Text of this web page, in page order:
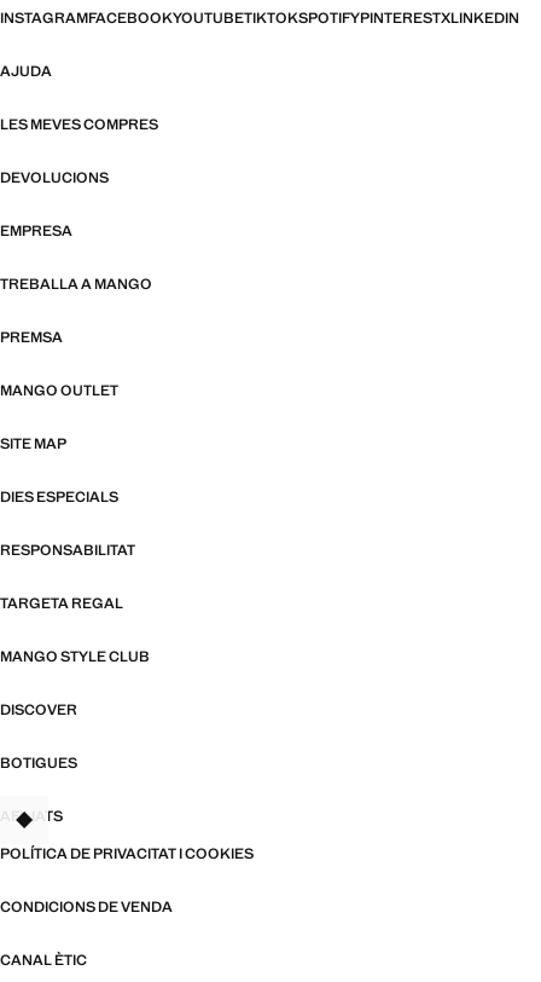
INSTAGRAMFACEBOOKYOUTUBETIKTOKSPOTIFYPINTERESTXLINKEDIN
AJUDA
LES MEVES COMPRES
DEVOLUCIONS
EMPRESA
TREBALLA A MANGO
PREMSA
MANGO OUTLET
SITE MAP
DIES ESPECIALS
RESPONSABILITAT
TARGETA REGAL
MANGO STYLE CLUB
DISCOVER
BOTIGUES
AFILIATS
POLÍTICA DE PRIVACITAT I COOKIES
CONDICIONS DE VENDA
CANAL ÈTIC